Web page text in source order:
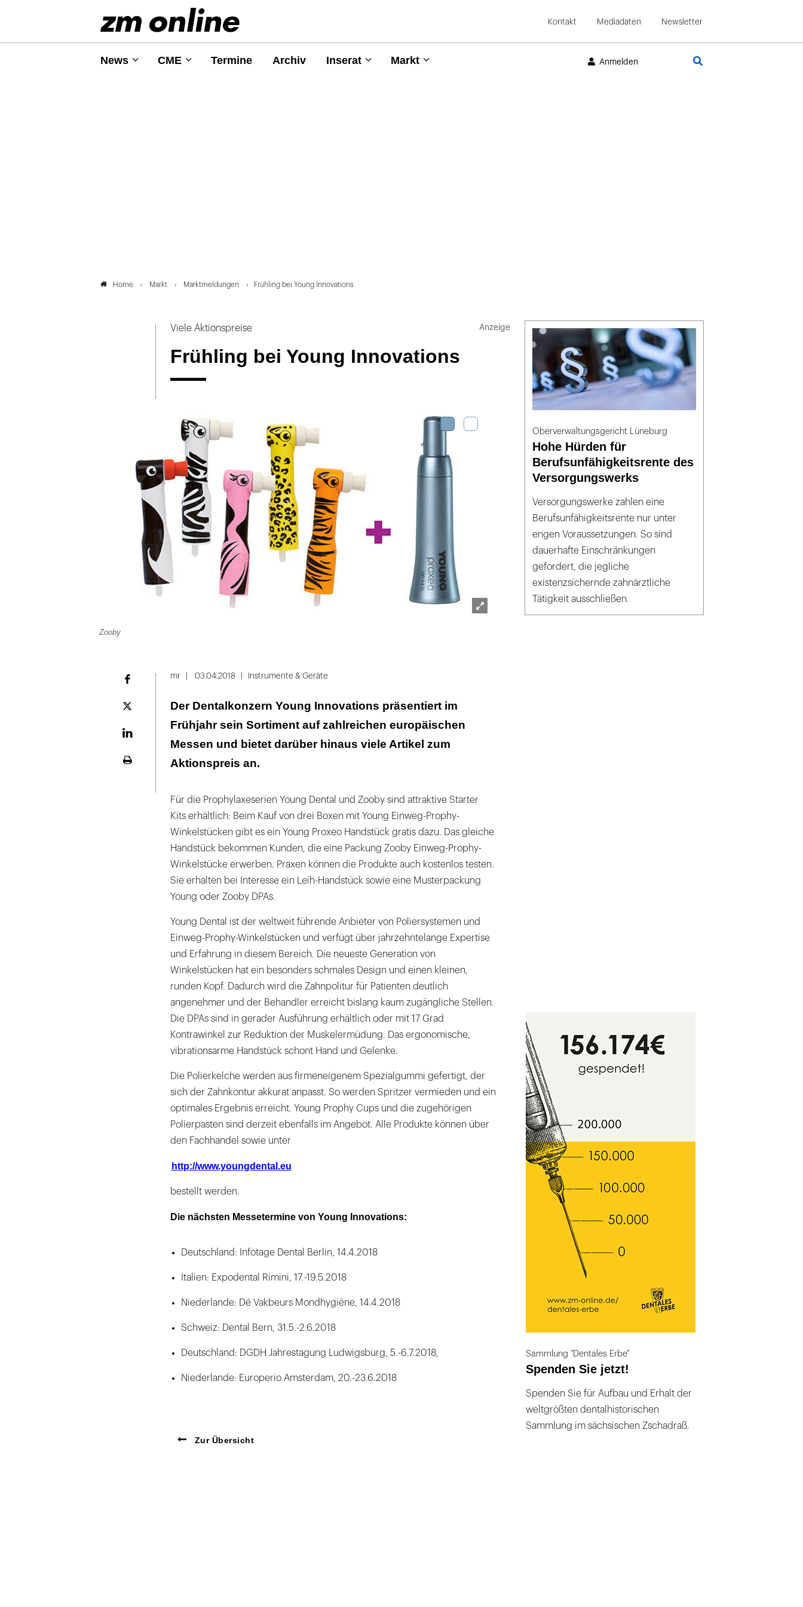
Kontakt Mediadaten Newsletter
News CME Termine Archiv Inserat Markt Anmelden
Home Markt Marktmeldungen Frühling bei Young Innovations
Viele Aktionspreise
Frühling bei Young Innovations
Zooby
Plattform
mr 03.04.2018 Instrumente & Geräte
Der Dentalkonzern Young Innovations präsentiert im
Frühjahr sein Sortiment auf zahlreichen europäischen
Messen und bietet darüber hinaus viele Artikel zum
Aktionspreis an.
Für die Prophylaxeserien Young Dental und Zooby sind attraktive Starter
Kits erhältlich: Beim Kauf von drei Boxen mit Young Einweg-Prophy-
Winkelstücken gibt es ein Young Proxeo Handstück gratis dazu. Das gleiche
Handstück bekommen Kunden, die eine Packung Zooby Einweg-Prophy-
Winkelstücke erwerben. Praxen können die Produkte auch kostenlos testen.
Sie erhalten bei Interesse ein Leih-Handstück sowie eine Musterpackung
Young oder Zooby DPAs.
Young Dental ist der weltweit führende Anbieter von Poliersystemen und
Einweg-Prophy-Winkelstücken und verfügt über jahrzehntelange Expertise
und Erfahrung in diesem Bereich. Die neueste Generation von
Winkelstücken hat ein besonders schmales Design und einen kleinen,
runden Kopf. Dadurch wird die Zahnpolitur für Patienten deutlich
angenehmer und der Behandler erreicht bislang kaum zugängliche Stellen.
Die DPAs sind in gerader Ausführung erhältlich oder mit 17 Grad
Kontrawinkel zur Reduktion der Muskelermüdung. Das ergonomische,
vibrationsarme Handstück schont Hand und Gelenke.
Die Polierkelche werden aus firmeneigenem Spezialgummi gefertigt, der
sich der Zahnkontur akkurat anpasst. So werden Spritzer vermieden und ein
optimales Ergebnis erreicht. Young Prophy Cups und die zugehörigen
Polierpasten sind derzeit ebenfalls im Angebot. Alle Produkte können über
den Fachhandel sowie unter
http://www.youngdental.eu
bestellt werden.
Die nächsten Messetermine von Young Innovations:
Deutschland: Infotage Dental Berlin, 14.4.2018
Italien: Expodental Rimini, 17.-19.5.2018
Niederlande: Dé Vakbeurs Mondhygiëne, 14.4.2018
Schweiz: Dental Bern, 31.5.-2.6.2018
Deutschland: DGDH Jahrestagung Ludwigsburg, 5.-6.7.2018,
Niederlande: Europerio Amsterdam, 20.-23.6.2018
Zur Übersicht
Oberverwaltungsgericht Lüneburg
Hohe Hürden für
Berufsunfähigkeitsrente des
Versorgungswerks
Versorgungswerke zahlen eine
Berufsunfähigkeitsrente nur unter
engen Voraussetzungen. So sind
dauerhafte Einschränkungen
gefordert, die jegliche
existenzsichernde zahnärztliche
Tätigkeit ausschließen.
Sammlung "Dentales Erbe"
Spenden Sie jetzt!
Spenden Sie für Aufbau und Erhalt der
weltgrößten dentalhistorischen
Sammlung im sächsischen Zschadraß.